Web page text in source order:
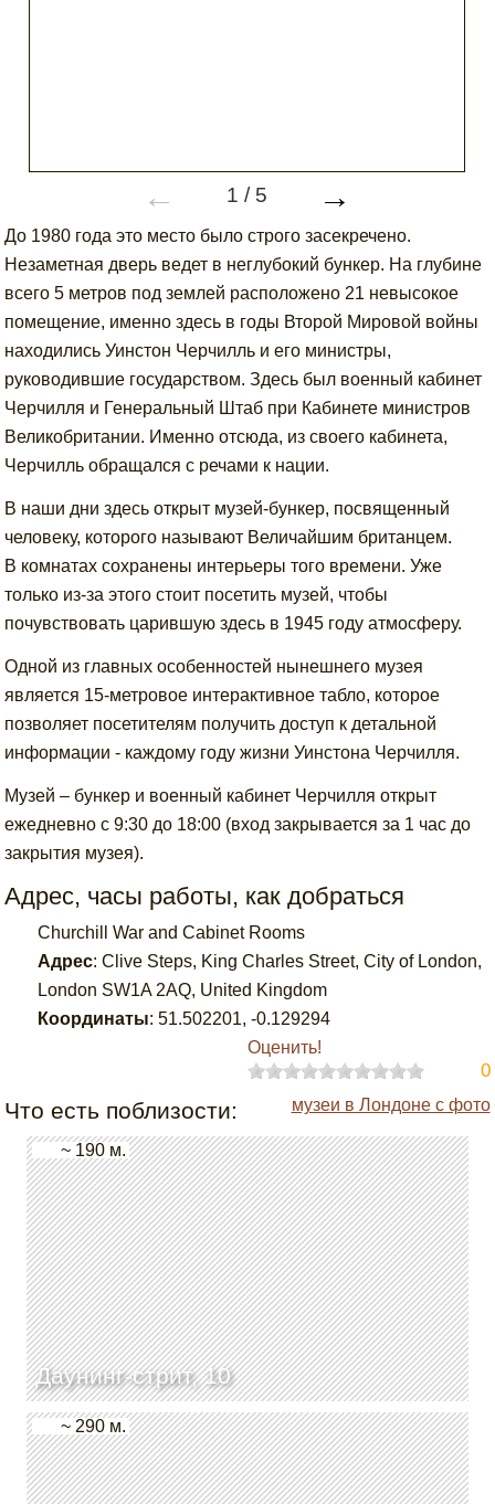
← 1 / 5 →
До 1980 года это место было строго засекречено.
Незаметная дверь ведет в неглубокий бункер. На глубине
всего 5 метров под землей расположено 21 невысокое
помещение, именно здесь в годы Второй Мировой войны
находились Уинстон Черчилль и его министры,
руководившие государством. Здесь был военный кабинет
Черчилля и Генеральный Штаб при Кабинете министров
Великобритании. Именно отсюда, из своего кабинета,
Черчилль обращался с речами к нации.
В наши дни здесь открыт музей-бункер, посвященный
человеку, которого называют Величайшим британцем.
В комнатах сохранены интерьеры того времени. Уже
только из-за этого стоит посетить музей, чтобы
почувствовать царившую здесь в 1945 году атмосферу.
Одной из главных особенностей нынешнего музея
является 15-метровое интерактивное табло, которое
позволяет посетителям получить доступ к детальной
информации - каждому году жизни Уинстона Черчилля.
Музей – бункер и военный кабинет Черчилля открыт
ежедневно с 9:30 до 18:00 (вход закрывается за 1 час до
закрытия музея).
Адрес, часы работы, как добраться
Churchill War and Cabinet Rooms
Адрес:Clive Steps, King Charles Street, City of London,
London SW1A 2AQ, United Kingdom
Координаты: 51.502201,-0.129294
Оценить!
0
Что есть поблизости: музеи в Лондоне с фото
Даунинг-стрит, 10
~ 190 м.
~ 290 м.